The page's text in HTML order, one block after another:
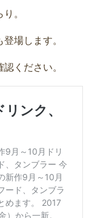
。
場します。
ください。